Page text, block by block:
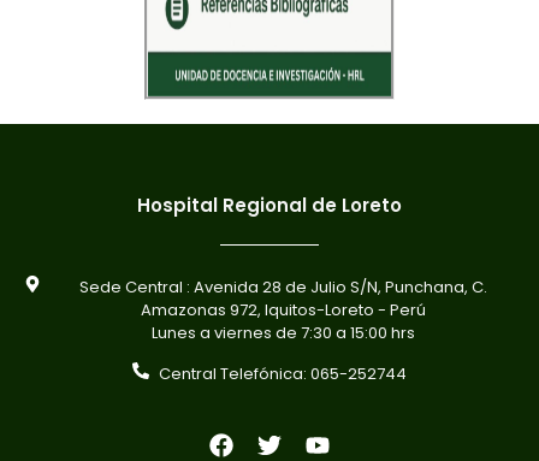
Hospital Regional de Loreto
Sede Central : Avenida 28 de Julio S/N, Punchana, C.
Amazonas 972, Iquitos-Loreto - Perú
Lunes a viernes de 7:30 a 15:00 hrs
Central Telefónica: 065-252744